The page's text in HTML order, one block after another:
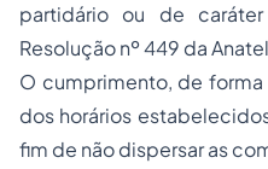
partidário ou de
Resolução nº 449 da
O cumprimento, de
dos horários
fim de não dispersar as